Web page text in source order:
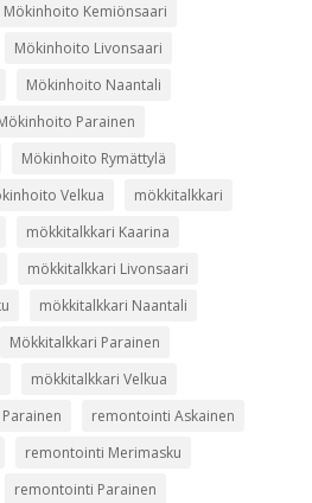
Mökinhoito Kemiönsaari
Mökinhoito Livonsaari
Mökinhoito Naantali
Parainen
Mökinhoito Rymättylä
Velkua
mökkitalkkari
mökkitalkkari Kaarina
mökkitalkkari Livonsaari
mökkitalkkari Naantali
Mökkitalkkari Parainen
mökkitalkkari Velkua
Parainen
remontointi Askainen
remontointi Merimasku
remontointi Parainen